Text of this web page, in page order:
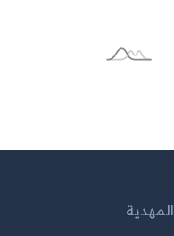
المهدية